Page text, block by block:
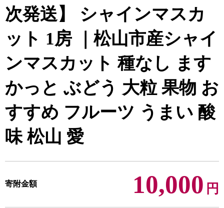
次発送】 シャインマスカ
ット 1房 ｜松山市産シャイ
ンマスカット 種なし ます
かっと ぶどう 大粒 果物 お
すすめ フルーツ うまい 酸
味 松山 愛
寄附金額 10,000 円